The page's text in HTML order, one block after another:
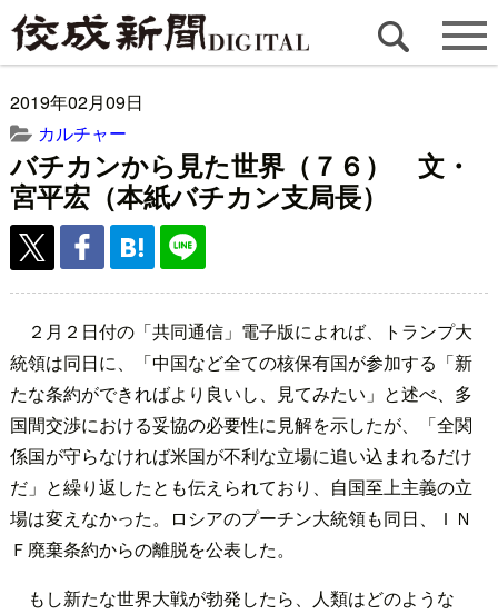
2019年02月09日
カルチャー
バチカンから見た世界（７６） 文・
宮平宏（本紙バチカン支局長）
２月２日付の「共同通信」電子版によれば、トランプ大
統領は同日に、「中国など全ての核保有国が参加する「新
たな条約ができればより良いし、見てみたい」と述べ、多
国間交渉における妥協の必要性に見解を示したが、「全関
係国が守らなければ米国が不利な立場に追い込まれるだけ
だ」と繰り返したとも伝えられており、自国至上主義の立
場は変えなかった。ロシアのプーチン大統領も同日、ＩＮ
Ｆ廃棄条約からの離脱を公表した。
もし新たな世界大戦が勃発したら、人類はどのような